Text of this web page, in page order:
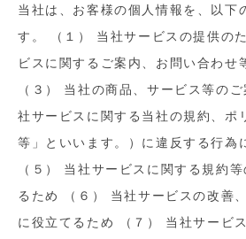
当社は、お客様の個人情報を、以下
す。 （１） 当社サービスの提供の
ビスに関するご案内、お問い合わせ
（３） 当社の商品、サービス等の
社サービスに関する当社の規約、ポ
等」といいます。）に違反する行為
（５） 当社サービスに関する規約
るため （６） 当社サービスの改善
に役立てるため （７） 当社サービ